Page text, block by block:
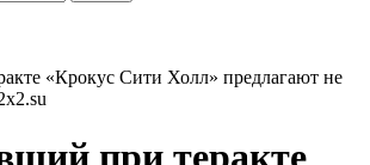
«Крокус Сити Холл» предлагают не